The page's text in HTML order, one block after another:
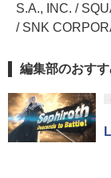
S.A., INC. /
/ SNK
編集部のおす